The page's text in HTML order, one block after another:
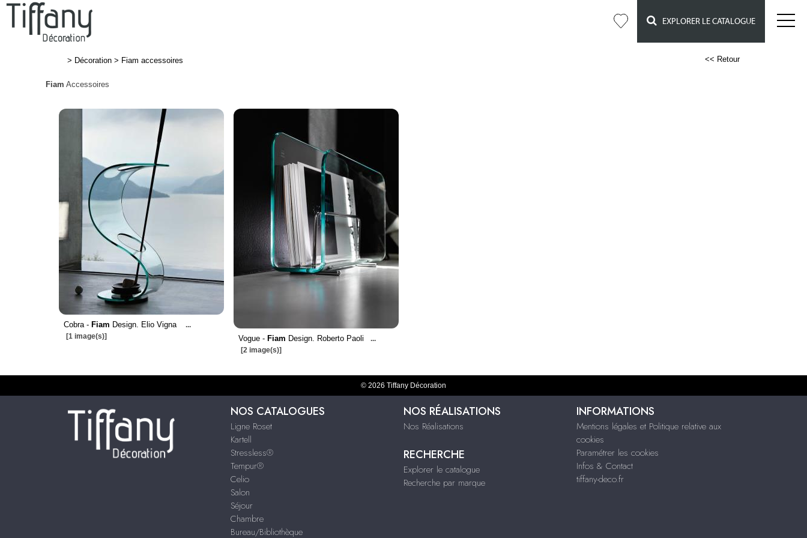
EXPLORER LE CATALOGUE
> Décoration > Fiam accessoires << Retour
Fiam Accessoires
Cobra - Fiam Design. Elio Vigna
...
[1 image(s)]
Vogue - Fiam Design. Roberto Paoli
...
[2 image(s)]
© 2026 Tiffany Décoration
NOS CATALOGUES
Ligne Roset
Kartell
Stressless®
Tempur®
Celio
Salon
Séjour
Chambre
Bureau/Bibliothèque
NOS RÉALISATIONS
Nos Réalisations
RECHERCHE
Explorer le catalogue
Recherche par marque
INFORMATIONS
Mentions légales et Politique relative aux
cookies
Paramétrer les cookies
Infos & Contact
tiffany-deco.fr